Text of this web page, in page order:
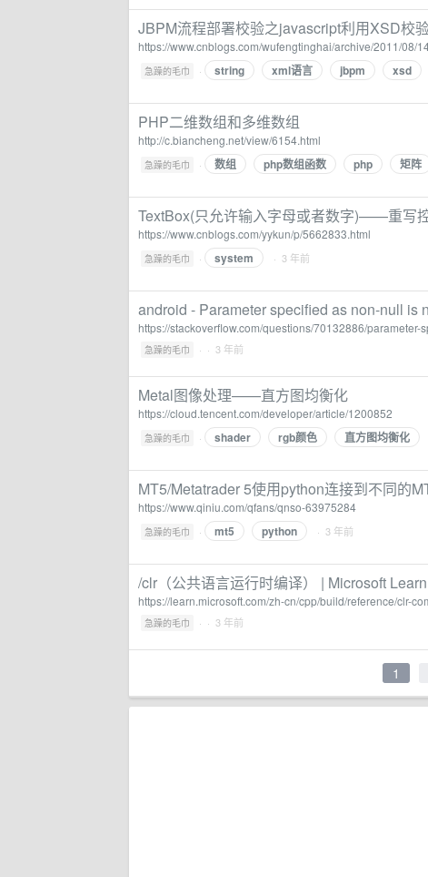
JBPM流程部署校验之javascript利用XSD校
https://www.cnblogs.com/wufengtinghai/archive/2011/08/
急躁的毛巾 · string xml语言 jbpm xsd
PHP二维数组和多维数组
http://c.biancheng.net/view/6154.html
急躁的毛巾 · 数组 php数组函数 php 矩阵
TextBox(只允许输入字母或者数字)——重写
https://www.cnblogs.com/yykun/p/5662833.html
急躁的毛巾 · system · 3 年前
android - Parameter specified as non-null is
https://stackoverflow.com/questions/70132886/
急躁的毛巾 · · 3 年前
Metal图像处理——直方图均衡化
https://cloud.tencent.com/developer/article/1200852
急躁的毛巾 · shader rgb颜色 直方图均衡化
MT5/Metatrader 5使用python连接到不同的
https://www.qiniu.com/qfans/qnso-63975284
急躁的毛巾 · mt5 python · 3 年前
/clr（公共语言运行时编译） | Microsoft Learn
https://learn.microsoft.com/zh-cn/cpp/build/reference/clr-
急躁的毛巾 · · 3 年前
1